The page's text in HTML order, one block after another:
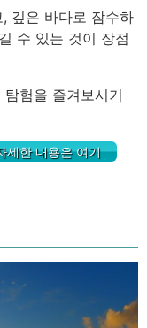
깊은 바다로 잠수하
수 있는 것이 장점
험을 즐겨보시기
세한 내용은 여기